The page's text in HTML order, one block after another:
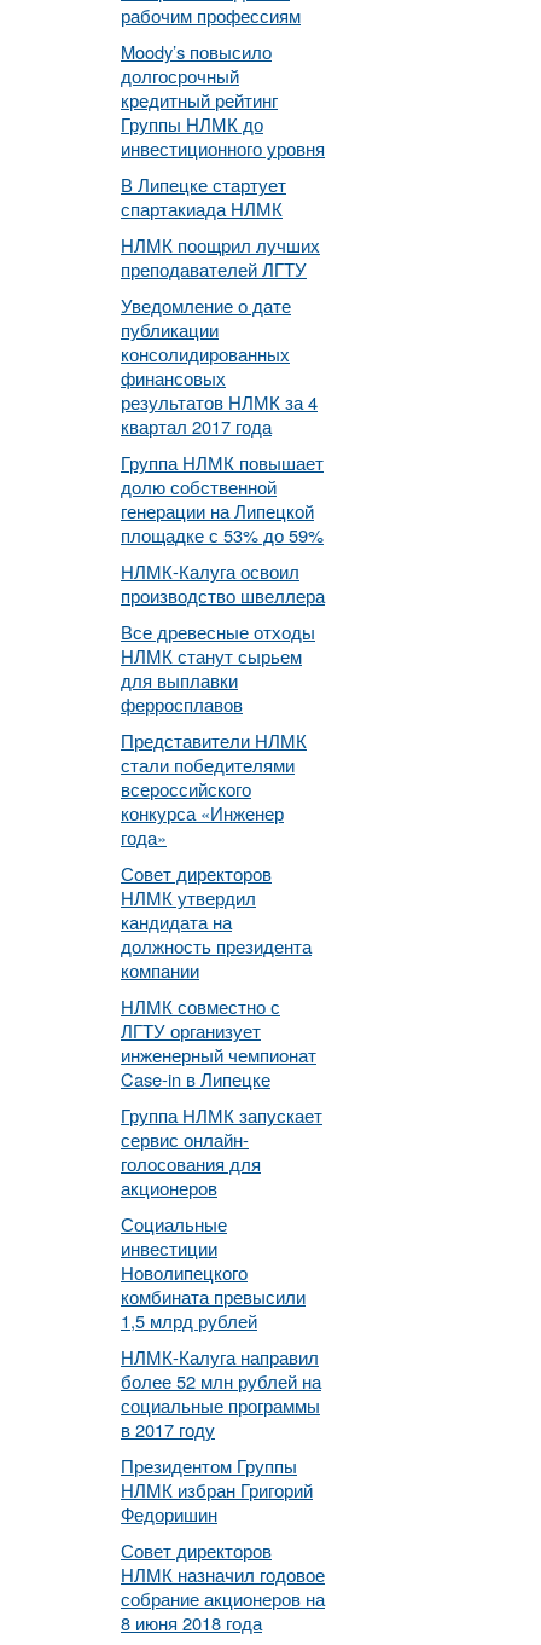
рабочим профессиям
Moody’s повысило
долгосрочный
кредитный рейтинг
Группы НЛМК до
инвестиционного уровня
В Липецке стартует
спартакиада НЛМК
НЛМК поощрил лучших
преподавателей ЛГТУ
Уведомление о дате
публикации
консолидированных
финансовых
результатов НЛМК за 4
квартал 2017 года
Группа НЛМК повышает
долю собственной
генерации на Липецкой
площадке с 53% до 59%
НЛМК-Калуга освоил
производство швеллера
Все древесные отходы
НЛМК станут сырьем
для выплавки
ферросплавов
Представители НЛМК
стали победителями
всероссийского
конкурса «Инженер
года»
Совет директоров
НЛМК утвердил
кандидата на
должность президента
компании
НЛМК совместно с
ЛГТУ организует
инженерный чемпионат
Case-in в Липецке
Группа НЛМК запускает
сервис онлайн-
голосования для
акционеров
Социальные
инвестиции
Новолипецкого
комбината превысили
1,5 млрд рублей
НЛМК-Калуга направил
более 52 млн рублей на
социальные программы
в 2017 году
Президентом Группы
НЛМК избран Григорий
Федоришин
Совет директоров
НЛМК назначил годовое
собрание акционеров на
8 июня 2018 года